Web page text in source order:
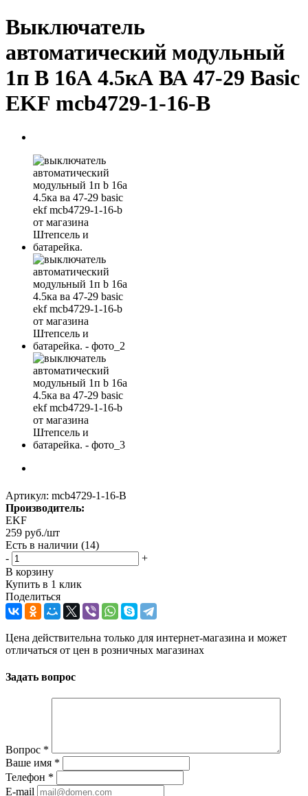
Выключатель
автоматический модульный
1п B 16А 4.5кА ВА 47-29 Basic
EKF mcb4729-1-16-B
Артикул: mcb4729-1-16-B
Производитель:
EKF
259 руб./шт
Есть в наличии (14)
-
+
В корзину
Купить в 1 клик
Поделиться
Цена действительна только для интернет-магазина и может
отличаться от цен в розничных магазинах
Задать вопрос
Вопрос *
Ваше имя *
Телефон *
E-mail